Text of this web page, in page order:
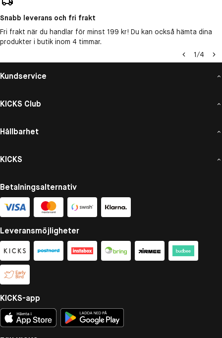
Snabb leverans och fri frakt
Fri frakt när du handlar för minst 199 kr! Du kan också hämta dina
produkter i butik inom 4 timmar.
1/4
Kundservice
KICKS Club
Hållbarhet
KICKS
Betalningsalternativ
Leveransmöjligheter
KICKS-app